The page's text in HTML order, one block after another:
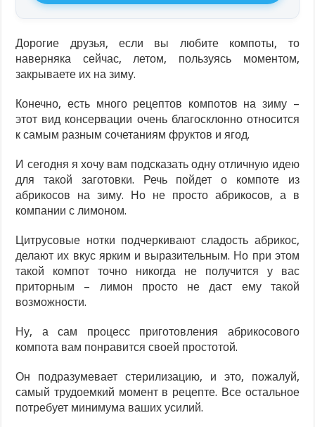
Дорогие друзья, если вы любите компоты, то
наверняка сейчас, летом, пользуясь моментом,
закрываете их на зиму.
Конечно, есть много рецептов компотов на зиму –
этот вид консервации очень благосклонно относится
к самым разным сочетаниям фруктов и ягод.
И сегодня я хочу вам подсказать одну отличную идею
для такой заготовки. Речь пойдет о компоте из
абрикосов на зиму. Но не просто абрикосов, а в
компании с лимоном.
Цитрусовые нотки подчеркивают сладость абрикос,
делают их вкус ярким и выразительным. Но при этом
такой компот точно никогда не получится у вас
приторным – лимон просто не даст ему такой
возможности.
Ну, а сам процесс приготовления абрикосового
компота вам понравится своей простотой.
Он подразумевает стерилизацию, и это, пожалуй,
самый трудоемкий момент в рецепте. Все остальное
потребует минимума ваших усилий.